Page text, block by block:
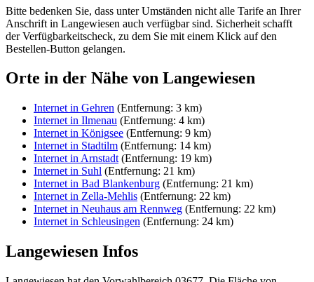
Bitte bedenken Sie, dass unter Umständen nicht alle Tarife an Ihrer
Anschrift in Langewiesen auch verfügbar sind. Sicherheit schafft
der Verfügbarkeitscheck, zu dem Sie mit einem Klick auf den
Bestellen-Button gelangen.
Orte in der Nähe von Langewiesen
Internet in Gehren (Entfernung: 3 km)
Internet in Ilmenau (Entfernung: 4 km)
Internet in Königsee (Entfernung: 9 km)
Internet in Stadtilm (Entfernung: 14 km)
Internet in Arnstadt (Entfernung: 19 km)
Internet in Suhl (Entfernung: 21 km)
Internet in Bad Blankenburg (Entfernung: 21 km)
Internet in Zella-Mehlis (Entfernung: 22 km)
Internet in Neuhaus am Rennweg (Entfernung: 22 km)
Internet in Schleusingen (Entfernung: 24 km)
Langewiesen Infos